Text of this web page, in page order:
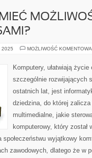
2025 MOŻLIWOŚĆ
Komputery, ułatwiają życie
szczególnie rozwijających
ostatnich lat, jest
dziedzina, do której
multimedialne, jakie
komputerowy, który został
społeczeństwu wyjątkowy
zawodowych, dlatego że w